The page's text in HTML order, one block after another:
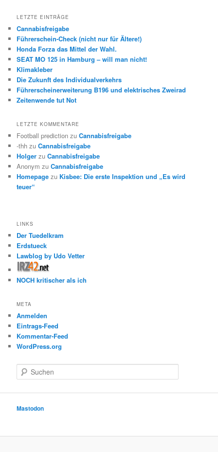
LETZTE EINTRÄGE
Cannabisfreigabe
Führerschein-Check (nicht nur für Ältere!)
Honda Forza das Mittel der Wahl.
SEAT MO 125 in Hamburg – will man nicht!
Klimakleber
Die Zukunft des Individualverkehrs
Führerscheinerweiterung B196 und elektrisches Zweirad
Zeitenwende tut Not
LETZTE KOMMENTARE
Football prediction zuCannabisfreigabe
-thh zuCannabisfreigabe
Holger zuCannabisfreigabe
Anonym zuCannabisfreigabe
Homepage zu Kisbee: Die erste Inspektion und „Es wird
teuer“
LINKS
Der Tuedelkram
Erdstueck
Lawblog by Udo Vetter
NOCH kritischer als ich
META
Anmelden
Eintrags-Feed
Kommentar-Feed
WordPress.org
u
e
Mastodon